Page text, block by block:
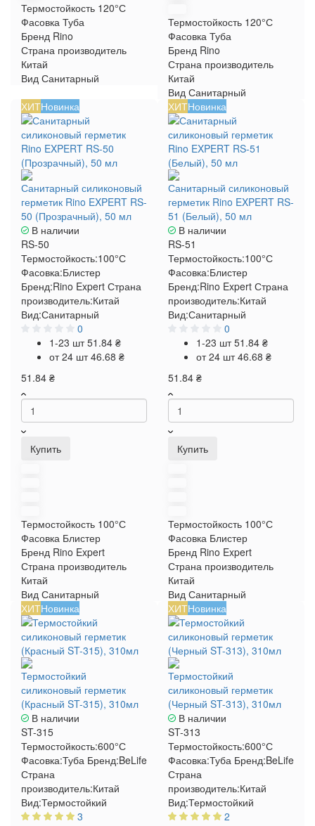
Термостойкость 120°С
Фасовка Туба
Бренд Rino
Страна производитель
Китай
Вид Санитарный
Термостойкость 120°С
Фасовка Туба
Бренд Rino
Страна производитель
Китай
Вид Санитарный
ХИТНовинка
Санитарный силиконовый
герметик Rino EXPERT RS-
50 (Прозрачный), 50 мл
В наличии
RS-50
Термостойкость:100°С
Фасовка:Блистер
Бренд:Rino Expert Страна
производитель:Китай
Вид:Санитарный
0
1-23 шт51.84 ₴
от 24 шт46.68 ₴
51.84 ₴
Купить
Термостойкость 100°С
Фасовка Блистер
Бренд Rino Expert
Страна производитель
Китай
Вид Санитарный
ХИТНовинка
Санитарный силиконовый
герметик Rino EXPERT RS-
51 (Белый), 50 мл
В наличии
RS-51
Термостойкость:100°С
Фасовка:Блистер
Бренд:Rino Expert Страна
производитель:Китай
Вид:Санитарный
0
1-23 шт51.84 ₴
от 24 шт46.68 ₴
51.84 ₴
Купить
Термостойкость 100°С
Фасовка Блистер
Бренд Rino Expert
Страна производитель
Китай
Вид Санитарный
ХИТНовинка
Термостойкий
силиконовый герметик
(Красный ST-315), 310мл
В наличии
ST-315
Термостойкость:600°С
Фасовка:Туба Бренд:BeLife
Страна
производитель:Китай
Вид:Термостойкий
3
ХИТНовинка
Термостойкий
силиконовый герметик
(Черный ST-313), 310мл
В наличии
ST-313
Термостойкость:600°С
Фасовка:Туба Бренд:BeLife
Страна
производитель:Китай
Вид:Термостойкий
2